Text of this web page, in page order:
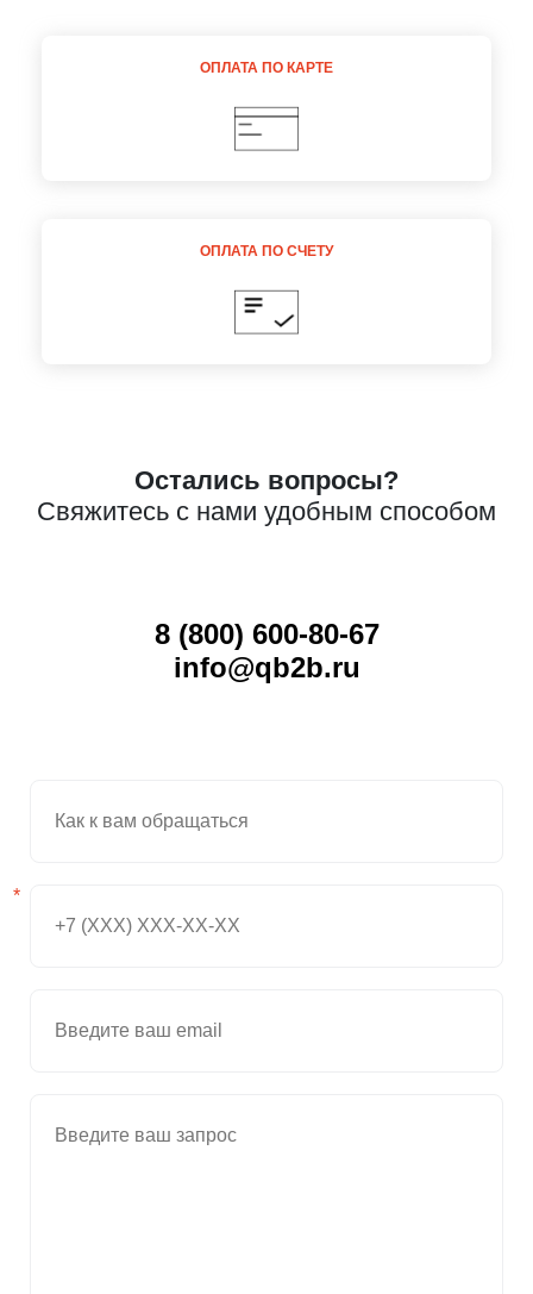
ОПЛАТА ПО КАРТЕ
ОПЛАТА ПО СЧЕТУ
Остались вопросы?
Свяжитесь с нами удобным способом
8 (800) 600-80-67
info@qb2b.ru
*